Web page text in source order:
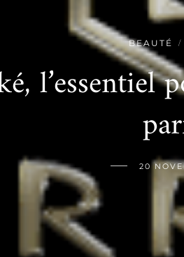
BEAUTÉ /
l’essentiel
20